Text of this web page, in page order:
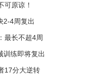
可原谅！
2-4周复出
最长不超4周
训练即将复出
17分大逆转